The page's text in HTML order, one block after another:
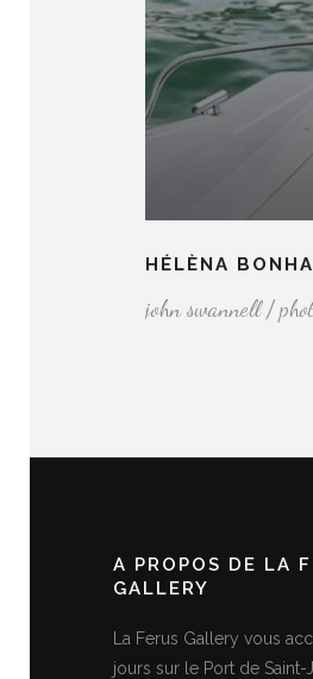
HÉLÈNA
john swannell /
A PROPOS DE LA
GALLERY
La Ferus Gallery vous
jours sur le Port de Saint-